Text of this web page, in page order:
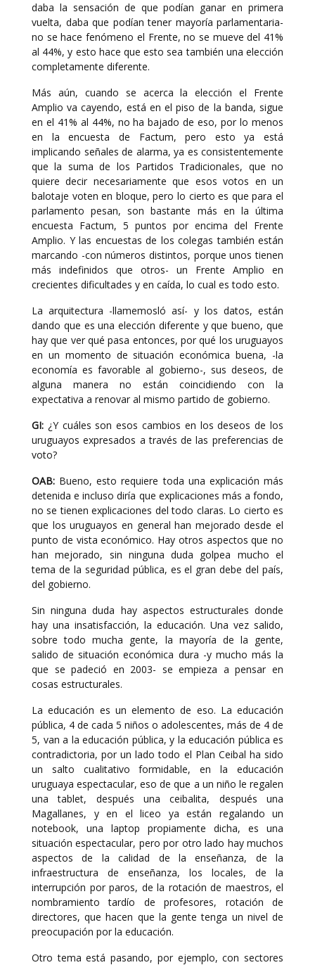
daba la sensación de que podían ganar en primera
vuelta, daba que podían tener mayoría parlamentaria-
no se hace fenómeno el Frente, no se mueve del 41%
al 44%, y esto hace que esto sea también una elección
completamente diferente.
Más aún, cuando se acerca la elección el Frente
Amplio va cayendo, está en el piso de la banda, sigue
en el 41% al 44%, no ha bajado de eso, por lo menos
en la encuesta de Factum, pero esto ya está
implicando señales de alarma, ya es consistentemente
que la suma de los Partidos Tradicionales, que no
quiere decir necesariamente que esos votos en un
balotaje voten en bloque, pero lo cierto es que para el
parlamento pesan, son bastante más en la última
encuesta Factum, 5 puntos por encima del Frente
Amplio. Y las encuestas de los colegas también están
marcando -con números distintos, porque unos tienen
más indefinidos que otros- un Frente Amplio en
crecientes dificultades y en caída, lo cual es todo esto.
La arquitectura -llamemosló así- y los datos, están
dando que es una elección diferente y que bueno, que
hay que ver qué pasa entonces, por qué los uruguayos
en un momento de situación económica buena, -la
economía es favorable al gobierno-, sus deseos, de
alguna manera no están coincidiendo con la
expectativa a renovar al mismo partido de gobierno.
GI: ¿Y cuáles son esos cambios en los deseos de los
uruguayos expresados a través de las preferencias de
voto?
OAB: Bueno, esto requiere toda una explicación más
detenida e incluso diría que explicaciones más a fondo,
no se tienen explicaciones del todo claras. Lo cierto es
que los uruguayos en general han mejorado desde el
punto de vista económico. Hay otros aspectos que no
han mejorado, sin ninguna duda golpea mucho el
tema de la seguridad pública, es el gran debe del país,
del gobierno.
Sin ninguna duda hay aspectos estructurales donde
hay una insatisfacción, la educación. Una vez salido,
sobre todo mucha gente, la mayoría de la gente,
salido de situación económica dura -y mucho más la
que se padeció en 2003- se empieza a pensar en
cosas estructurales.
La educación es un elemento de eso. La educación
pública, 4 de cada 5 niños o adolescentes, más de 4 de
5, van a la educación pública, y la educación pública es
contradictoria, por un lado todo el Plan Ceibal ha sido
un salto cualitativo formidable, en la educación
uruguaya espectacular, eso de que a un niño le regalen
una tablet, después una ceibalita, después una
Magallanes, y en el liceo ya están regalando un
notebook, una laptop propiamente dicha, es una
situación espectacular, pero por otro lado hay muchos
aspectos de la calidad de la enseñanza, de la
infraestructura de enseñanza, los locales, de la
interrupción por paros, de la rotación de maestros, el
nombramiento tardío de profesores, rotación de
directores, que hacen que la gente tenga un nivel de
preocupación por la educación.
Otro tema está pasando, por ejemplo, con sectores